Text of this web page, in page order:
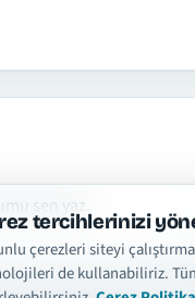
tercihlerinizi
çerezleri siteyi
de kullanabiliriz.
sen yaz.